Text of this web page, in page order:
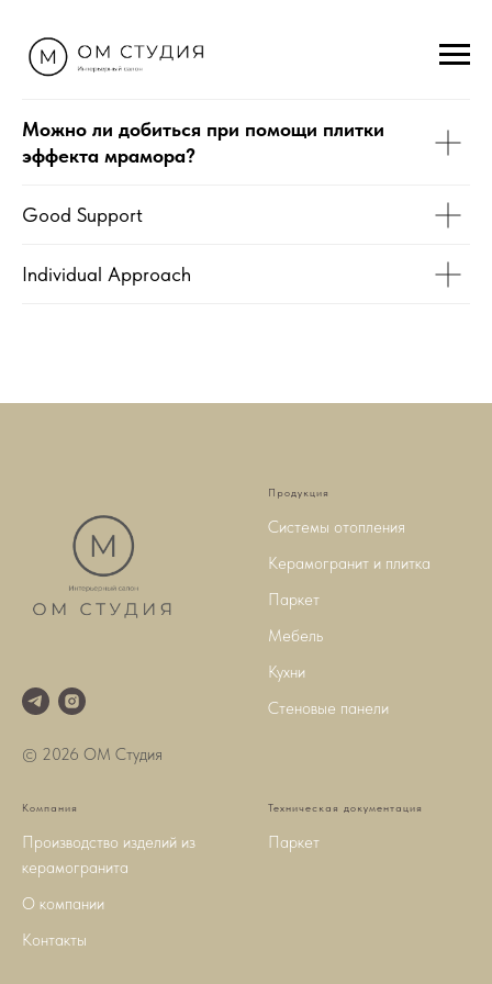
Можно ли добиться при помощи плитки
эффекта мрамора?
Good Support
Individual Approach
© 2026 ОМ Студия
Продукция
Системы отопления
Керамогранит и плитка
Паркет
Мебель
Кухни
Стеновые панели
Компания
Производство изделий из
керамогранита
О компании
Контакты
Техническая документация
Паркет